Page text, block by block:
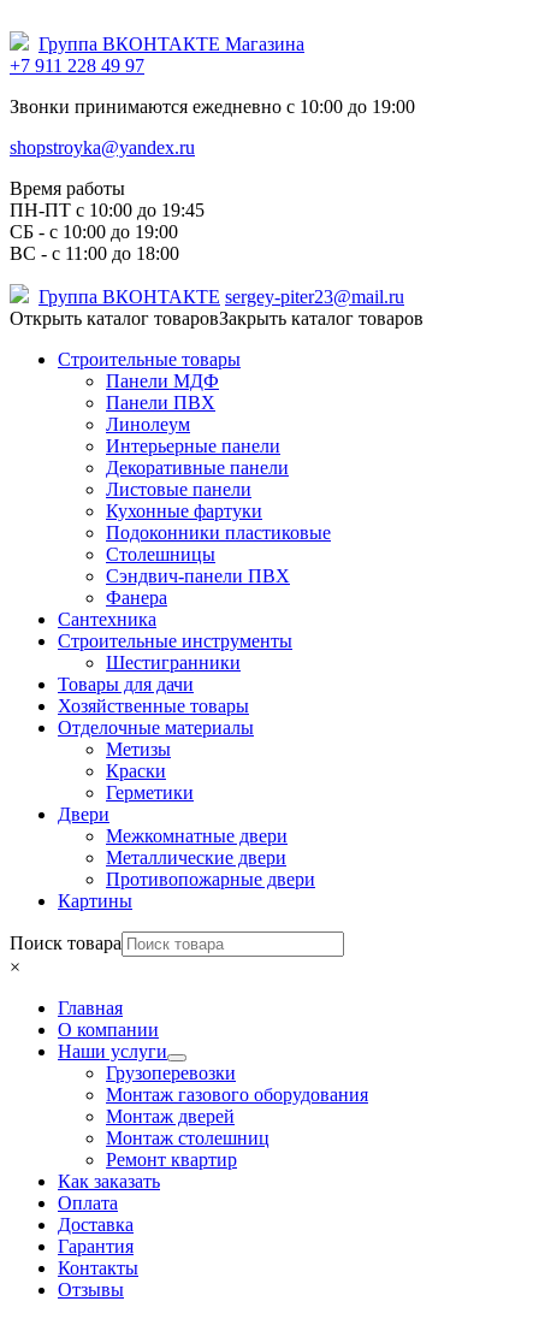
Группа ВКОНТАКТЕ Магазина
+7 911 228 49 97
Звонки принимаются ежедневно с 10:00 до 19:00
shopstroyka@yandex.ru
Время работы
ПН-ПТ c 10:00 до 19:45
СБ - с 10:00 до 19:00
ВС - с 11:00 до 18:00
Группа ВКОНТАКТЕ sergey-piter23@mail.ru
Открыть каталог товаровЗакрыть каталог товаров
Строительные товары
Панели МДФ
Панели ПВХ
Линолеум
Интерьерные панели
Декоративные панели
Листовые панели
Кухонные фартуки
Подоконники пластиковые
Столешницы
Сэндвич-панели ПВХ
Фанера
Сантехника
Строительные инструменты
Шестигранники
Товары для дачи
Хозяйственные товары
Отделочные материалы
Метизы
Краски
Герметики
Двери
Межкомнатные двери
Металлические двери
Противопожарные двери
Картины
Поиск товара
×
Главная
О компании
Наши услуги
Грузоперевозки
Монтаж газового оборудования
Монтаж дверей
Монтаж столешниц
Ремонт квартир
Как заказать
Оплата
Доставка
Гарантия
Контакты
Отзывы